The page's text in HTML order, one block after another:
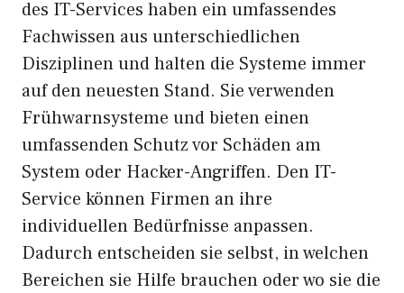
des IT-Services haben ein umfassendes
Fachwissen aus unterschiedlichen
Disziplinen und halten die Systeme immer
auf den neuesten Stand. Sie verwenden
Frühwarnsysteme und bieten einen
umfassenden Schutz vor Schäden am
System oder Hacker-Angriffen. Den IT-
Service können Firmen an ihre
individuellen Bedürfnisse anpassen.
Dadurch entscheiden sie selbst, in welchen
Bereichen sie Hilfe brauchen oder wo sie die